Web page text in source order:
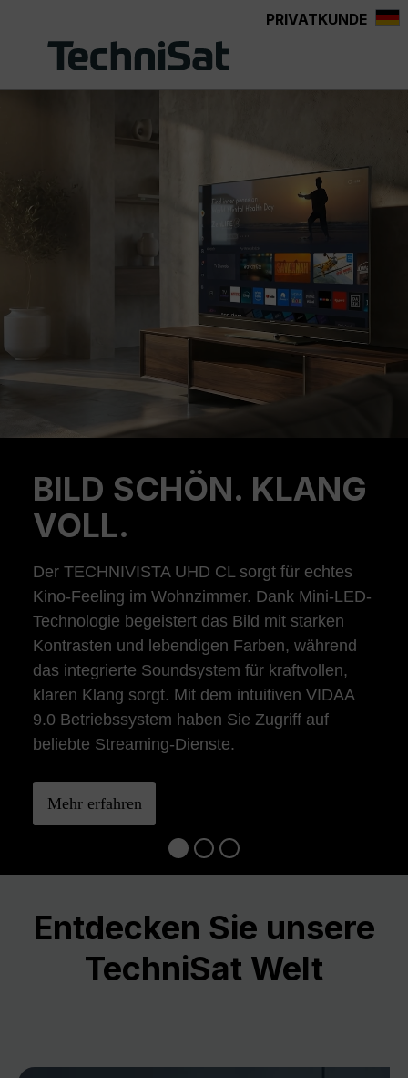
PRIVATKUNDE
BILD SCHÖN. KLANG
VOLL.
Der TECHNIVISTA UHD CL sorgt für echtes
Kino-Feeling im Wohnzimmer. Dank Mini-LED-
Technologie begeistert das Bild mit starken
Kontrasten und lebendigen Farben, während
das integrierte Soundsystem für kraftvollen,
klaren Klang sorgt. Mit dem intuitiven VIDAA
9.0 Betriebssystem haben Sie Zugriff auf
beliebte Streaming-Dienste.
Mehr erfahren
Previous
Entdecken Sie unsere
TechniSat Welt